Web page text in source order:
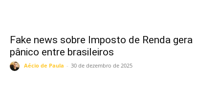
Fake news sobre Imposto de Renda gera
pânico entre brasileiros
Aécio de Paula - 30 de dezembro de 2025